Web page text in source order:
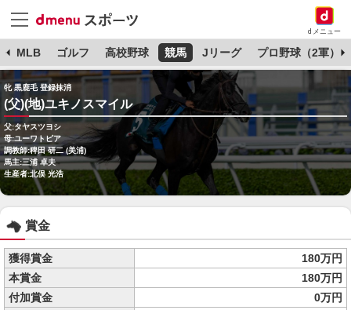
dメニュー
MLB ゴルフ 高校野球 競馬 Jリーグ プロ野球（2軍）
牝 黒鹿毛 登録抹消
(父)(地)ユキノスマイル
父:タヤスツヨシ
母:ユーワトピア
調教師:稗田 研二 (美浦)
馬主:三浦 卓夫
生産者:北俣 光浩
賞金
獲得賞金
180万円
本賞金
180万円
付加賞金
0万円